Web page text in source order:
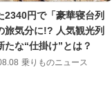
2340円で「豪華寝台列
旅気分に!? 人気観光列
たな“仕掛け”とは？
乗りものニュース